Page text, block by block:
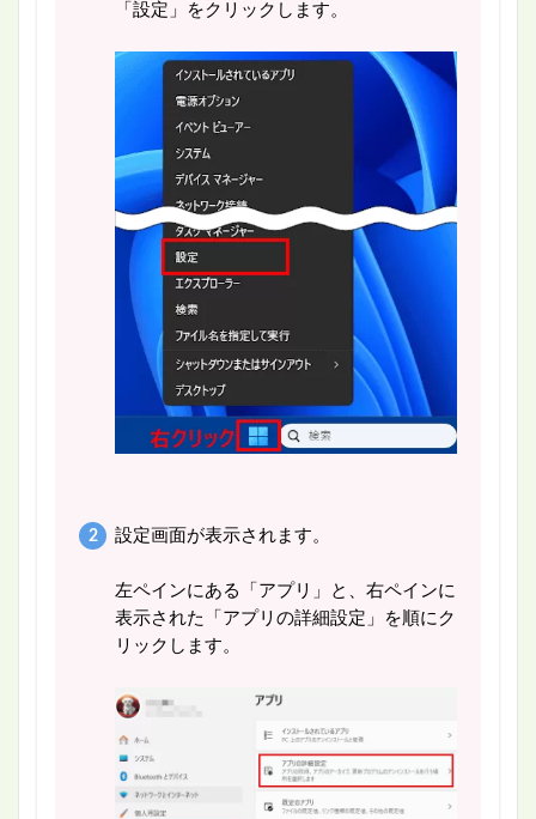
「設定」をクリックします。
設定画面が表示されます。
左ペインにある「アプリ」と、右ペインに
表示された「アプリの詳細設定」を順にク
リックします。